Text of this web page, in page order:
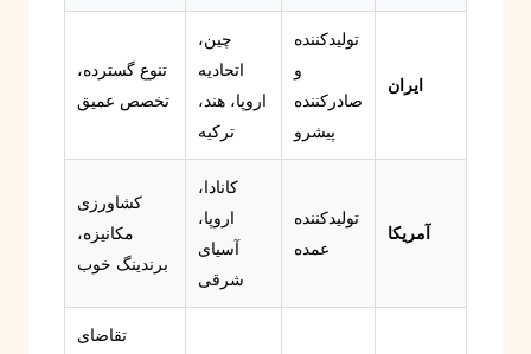
ایران
تولیدکننده
و
صادرکننده
پیشرو
چین،
اتحادیه
اروپا، هند،
ترکیه
تنوع گسترده،
تخصص عمیق
آمریکا
تولیدکننده
عمده
کانادا،
اروپا،
آسیای
شرقی
کشاورزی
مکانیزه،
برندینگ خوب
تقاضای